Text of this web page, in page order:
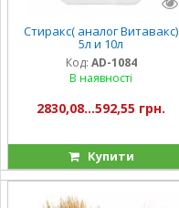
Стиракс( аналог Витавакс)
5л и 10л
Код: AD-1084
В наявності
2830,08...592,55 грн.
Купити